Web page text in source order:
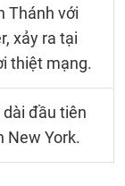
Thánh với
xảy ra tại
thiệt mạng.
đầu tiên
New York.